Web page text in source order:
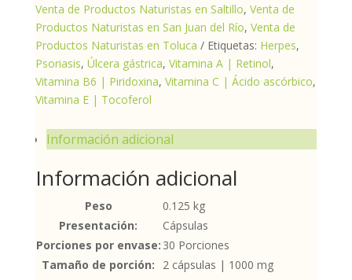
Venta de Productos Naturistas en Saltillo, Venta de
Productos Naturistas en San Juan del Río, Venta de
Productos Naturistas en Toluca
Etiquetas: Herpes,
Psoriasis, Úlcera gástrica, Vitamina A | Retinol,
Vitamina B6 | Piridoxina, Vitamina C | Ácido ascórbico,
Vitamina E | Tocoferol
Información adicional
Información adicional
Peso
0.125 kg
Presentación:
Cápsulas
Porciones por envase: 30 Porciones
Tamaño de porción:
2 cápsulas | 1000 mg